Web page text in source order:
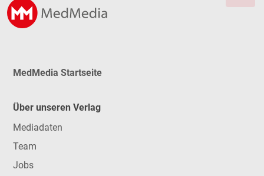
MedMedia Startseite
Über unseren Verlag
Mediadaten
Team
Jobs